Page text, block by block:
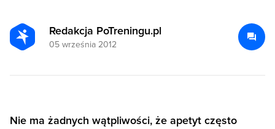
Redakcja PoTreningu.pl
05 września 2012
Nie ma żadnych wątpliwości, że apetyt często